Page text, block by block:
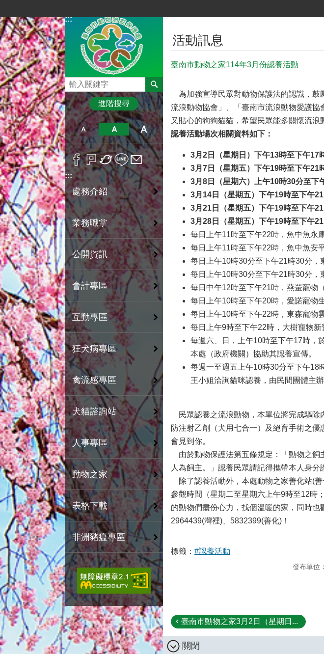
:::
搜尋
進階搜尋
:::
處務介紹
業務職掌
公開資訊
會計專區
互動專區
狂犬病專區
禽流感專區
犬貓諮詢站
人事專區
動物之家
表格下載
非洲豬瘟專區
:::
活動訊息
臺南市動物之家114年3月份認養活動
為加強宣導民眾對動物保護法的認識，鼓
流浪動物協會」、「臺南市流浪動物愛護
又貼心的狗狗貓貓，希望民眾能多關懷流浪
認養活動場次相關資料如下：
3月2日（星期日）下午13時至下午17
3月7日（星期五）下午19時至下午21
3月8日（星期六）上午10時30分至下
3月14日（星期五）下午19時至下午
3月21日（星期五）下午19時至下午
3月28日（星期五）下午19時至下午
每日上午11時至下午22時，魚中魚永
每日上午11時至下午22時，魚中魚安
每日上午10時30分至下午21時30分，
每日上午10時30分至下午21時30分，
每日中午12時至下午21時，燕翬寵物
每日上午10時至下午20時，愛諾寵物
每日上午10時至下午22時，東森寵物
每日上午9時至下午22時，大樹寵物新
每週六、日，上午10時至下午17時，
本處（政府機關）協助其認養宣傳。
每週一至週五上午10時30分至下午18
王小姐洽詢貓咪認養，由民間團體主
民眾認養之流浪動物，本單位將完成驅除
防注射乙劑（犬用七合一）及絕育手術之
會見到你。
由於動物保護法第五條規定：「動物之飼
人為飼主。」認養民眾請記得攜帶本人身分
除了認養活動外，本處動物之家善化站(
參觀時間（星期二至星期六上午9時至12時
的動物們盡份心力，找個溫暖的家，同時
2964439(灣裡)、5832399(善化)！
標籤： #認養活動
發布單位
臺南市動物之家3月2日（星期日...
關閉